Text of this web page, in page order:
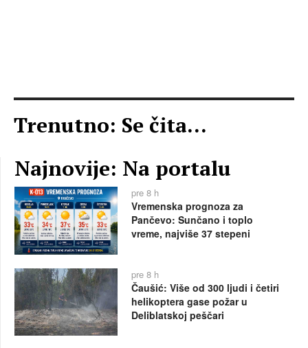
Trenutno: Se čita...
Najnovije: Na portalu
pre 8 h
Vremenska prognoza za
Pančevo: Sunčano i toplo
vreme, najviše 37 stepeni
pre 8 h
Čaušić: Više od 300 ljudi i četiri
helikoptera gase požar u
Deliblatskoj peščari